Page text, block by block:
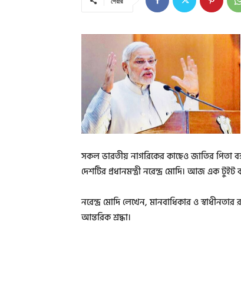
সকল ভারতীয় নাগরিকের কাছেও জাতির পিতা
দেশটির প্রধানমন্ত্রী নরেন্দ্র মোদি। আজ এক টুইট
নরেন্দ্র মোদি লেখেন, মানবাধিকার ও
আন্তরিক শ্রদ্ধা।